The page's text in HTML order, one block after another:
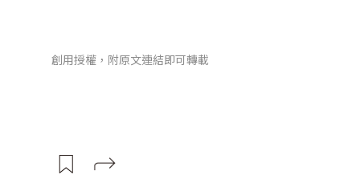
創用授權，附原文連結即可轉載